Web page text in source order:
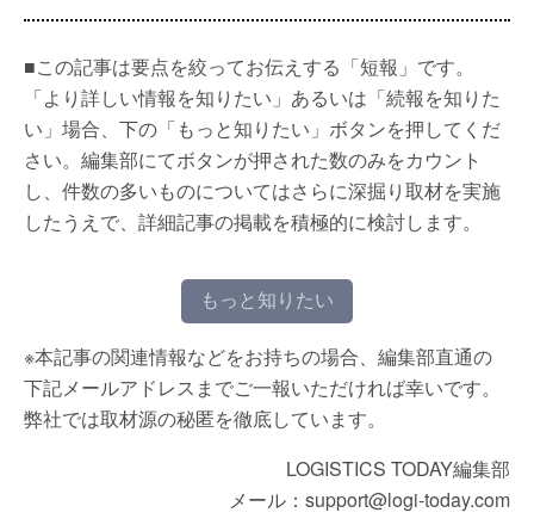
■この記事は要点を絞ってお伝えする「短報」です。
「より詳しい情報を知りたい」あるいは「続報を知りた
い」場合、下の「もっと知りたい」ボタンを押してくだ
さい。編集部にてボタンが押された数のみをカウント
し、件数の多いものについてはさらに深掘り取材を実施
したうえで、詳細記事の掲載を積極的に検討します。
もっと知りたい
※本記事の関連情報などをお持ちの場合、編集部直通の
下記メールアドレスまでご一報いただければ幸いです。
弊社では取材源の秘匿を徹底しています。
LOGISTICS TODAY編集部
メール：support@logi-today.com